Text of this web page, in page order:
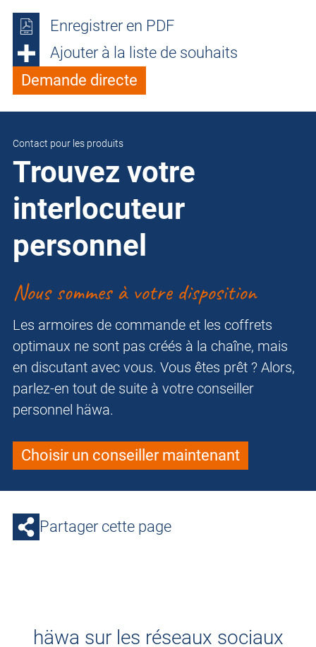
Enregistrer en PDF
Ajouter à la liste de souhaits
Demande directe
Contact pour les produits
Trouvez votre
interlocuteur
personnel
Nous sommes à votre disposition
Les armoires de commande et les coffrets
optimaux ne sont pas créés à la chaîne, mais
en discutant avec vous. Vous êtes prêt ? Alors,
parlez-en tout de suite à votre conseiller
personnel häwa.
Choisir un conseiller maintenant
Partager cette page
häwa sur les réseaux sociaux